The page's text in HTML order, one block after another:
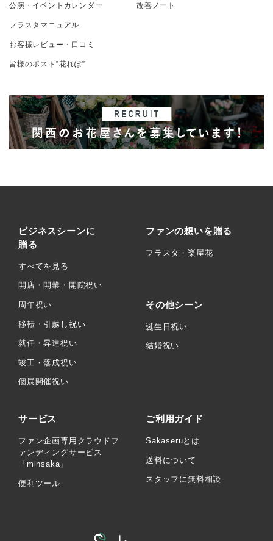
公演・イベントカレンダー
フラスタマニュアル
お客様レビュー・口コミ
皆様のポスト”花れぽ”
改善ノート
ビジネスシーンに
贈る
すべてを見る
開店・開業・開院祝い
周年祝い
移転・引越し祝い
就任・昇進祝い
竣工・落成祝い
個展開催祝い
ファンの想いを贈る
フラスタ・楽屋花
その他シーン
誕生日祝い
結婚祝い
サービス
ファン企画専用クラウドフ
ァンディングサービス
「minsaka」
便利ツール
ご利用ガイド
Sakaseruとは
送料について
スタッフに無料相談